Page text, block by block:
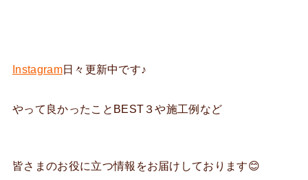
Instagram日々更新中です♪
やって良かったことBEST３や施工例など
皆さまのお役に立つ情報をお届けしております😊